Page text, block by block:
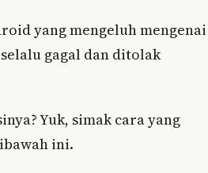
yang mengeluh mengenai
gagal dan ditolak
Yuk, simak cara yang
ini.